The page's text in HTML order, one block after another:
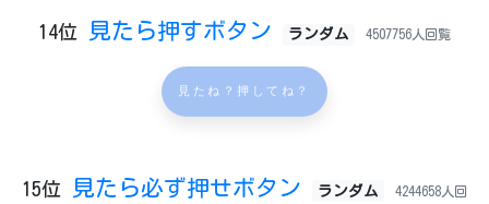
14位 見たら押すボタン ランダム 4507756人回覧
見たね？押してね？
15位 見たら必ず押せボタン ランダム 4244658人回